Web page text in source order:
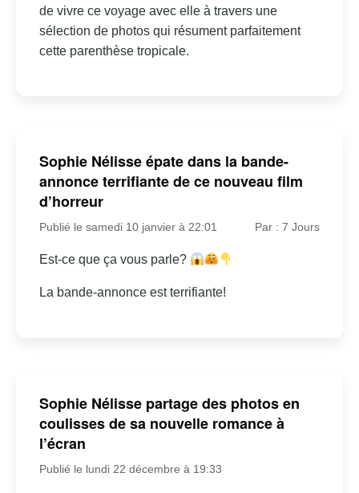
de vivre ce voyage avec elle à travers une
sélection de photos qui résument parfaitement
cette parenthèse tropicale.
Sophie Nélisse épate dans la bande-
annonce terrifiante de ce nouveau film
d’horreur
Publié le samedi 10 janvier à 22:01 Par : 7 Jours
Est-ce que ça vous parle?
La bande-annonce est terrifiante!
Sophie Nélisse partage des photos en
coulisses de sa nouvelle romance à
l’écran
Publié le lundi 22 décembre à 19:33